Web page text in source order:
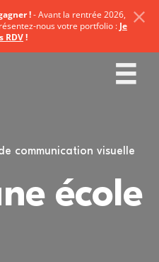
communication visuelle
école
!- Avant la rentrée 2026,
nous votre portfolio : Je
RDV!